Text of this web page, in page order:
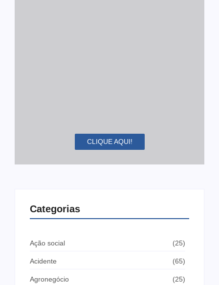
CLIQUE AQUI!
Categorias
Ação social (25)
Acidente (65)
Agronegócio (25)